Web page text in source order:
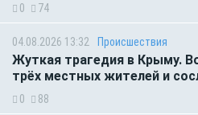
0 74
04.08.2026 13:32 Происшествия
Жуткая трагедия в Крыму.
трёх местных жителей и
0 88